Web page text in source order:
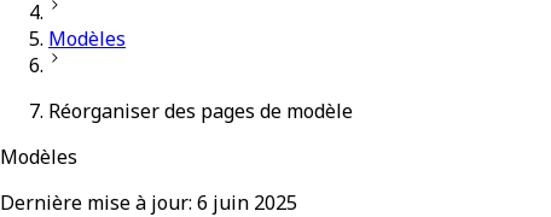
Modèles
Réorganiser des pages de modèle
Modèles
Dernière mise à jour: 6 juin 2025